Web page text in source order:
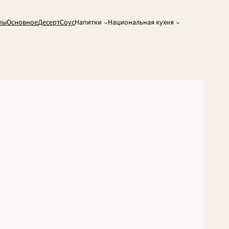
ОсновноеДесертСоусНапитки Национальная кухня